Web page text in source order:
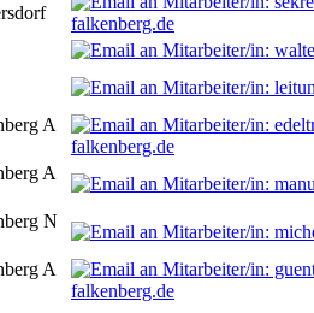
falkenberg.de
A
falkenberg.de
A
N
A
falkenberg.de